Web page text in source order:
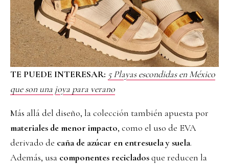
TE PUEDE INTERESAR: 5 Playas escondidas en México
que son una joya para verano
Más allá del diseño, la colección también apuesta por
materiales de menor impacto, como el uso de EVA
derivado de caña de azúcar en entresuela y suela.
Además, usa componentes recicladosque reducen la